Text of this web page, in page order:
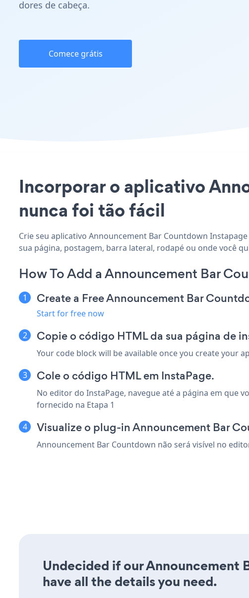
dores de cabeça.
Comece grátis
Incorporar o aplicativo
nunca foi tão fácil
Crie seu aplicativo Announcement Bar Countdown
sua página, postagem, barra lateral, rodapé ou onde você
How To Add a Announcement Bar
Create a Free Announcement Bar
Start for free now
Copie o código HTML da sua página de
Your code block will be available once you create your
Cole o código HTML em InstaPage.
No editor do InstaPage, navegue até a página em que
fornecido na Etapa 1
Visualize o plug-in Announcement Bar
Announcement Bar Countdown não será visível no
Undecided if our Announcement
have all the details you need.